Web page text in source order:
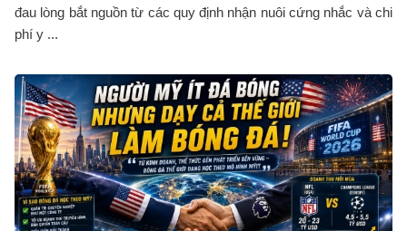
đau lòng bắt nguồn từ các quy định nhận nuôi cứng nhắc và chi
phí y ...